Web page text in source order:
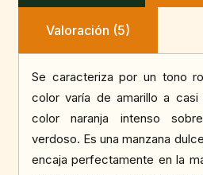
Valoración (5)
Se caracteriza por un tono
color varía de amarillo a casi
color naranja intenso
verdoso. Es una manzana
encaja perfectamente en la